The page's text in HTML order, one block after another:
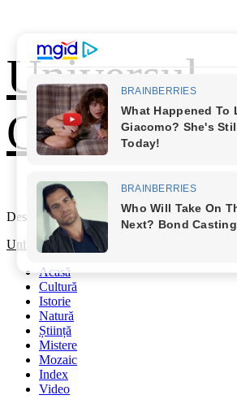
content
Universul
Cunoașterii
Descoperă Lumea
Primary
Universul Cunoașterii
Acasă
Cultură
Istorie
Natură
Știință
Mistere
Mozaic
Index
Video